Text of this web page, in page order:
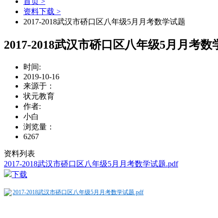
资料下载 >
2017-2018武汉市硚口区八年级5月月考数学试题
2017-2018武汉市硚口区八年级5月月考数
时间:
2019-10-16
来源于：
状元教育
作者:
小白
浏览量：
6267
资料列表
2017-2018武汉市硚口区八年级5月月考数学试题.pdf
下载
2017-2018武汉市硚口区八年级5月月考数学试题.pdf